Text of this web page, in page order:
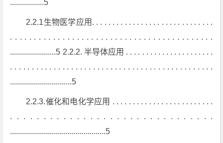
.................5
2.2.1生物医学应用. . . . . . . . . . . . . . . . . . . . . . . . . . . . . .
. . . . . . . . . . . . . . . . . . . . . . . . . . . . . . . . . . . . . . . . . . .
.......................5 2.2.2. 半导体应用 . . . . . . . . . . . . . . . . . . . . . .
. . . . . . . . . . . . . . . . . . . . . . . . . . . . . . . . . . . . . . . . . . . . . . .
...............................5
2.2.3.催化和电化学应用 . . . . . . . . . . . . . . . . . . . . . . . . .
. . . . . . . . . . . . . . . . . . . . . . . . . . . . . . .
................................................5